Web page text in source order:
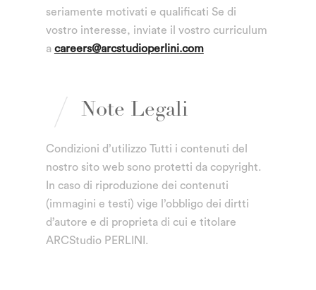
seriamente motivati e qualificati Se di
vostro interesse, inviate il vostro curriculum
a careers@arcstudioperlini.com
Note Legali
Condizioni d’utilizzo Tutti i contenuti del
nostro sito web sono protetti da copyright.
In caso di riproduzione dei contenuti
(immagini e testi) vige l’obbligo dei dirtti
d’autore e di proprieta di cui e titolare
ARCStudio PERLINI.